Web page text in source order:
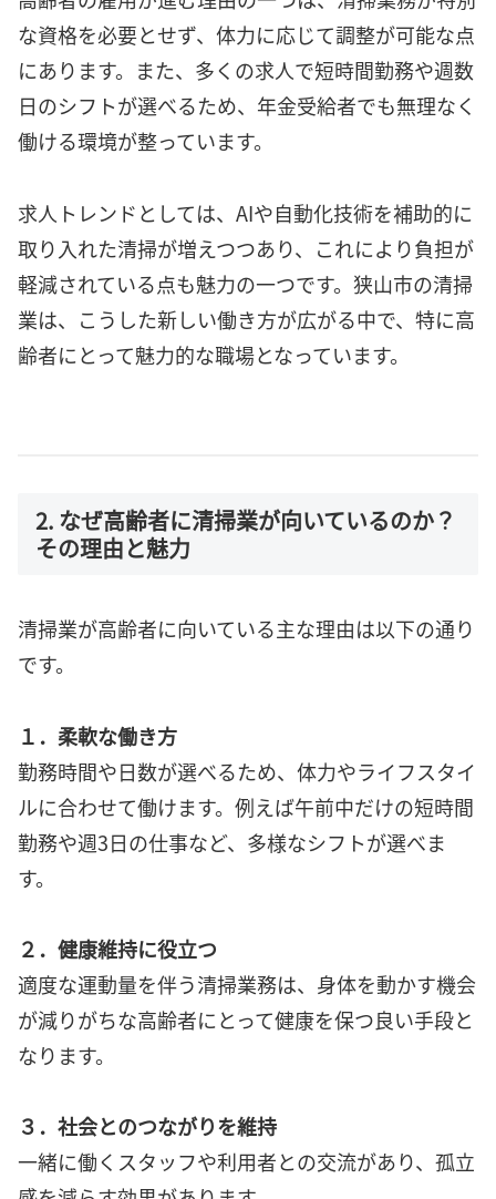
な資格を必要とせず、体力に応じて調整が可能な点
にあります。また、多くの求人で短時間勤務や週数
日のシフトが選べるため、年金受給者でも無理なく
働ける環境が整っています。
求人トレンドとしては、AIや自動化技術を補助的に
取り入れた清掃が増えつつあり、これにより負担が
軽減されている点も魅力の一つです。狭山市の清掃
業は、こうした新しい働き方が広がる中で、特に高
齢者にとって魅力的な職場となっています。
2. なぜ高齢者に清掃業が向いているのか？
その理由と魅力
清掃業が高齢者に向いている主な理由は以下の通り
です。
１．柔軟な働き方
勤務時間や日数が選べるため、体力やライフスタイ
ルに合わせて働けます。例えば午前中だけの短時間
勤務や週3日の仕事など、多様なシフトが選べま
す。
２．健康維持に役立つ
適度な運動量を伴う清掃業務は、身体を動かす機会
が減りがちな高齢者にとって健康を保つ良い手段と
なります。
３．社会とのつながりを維持
一緒に働くスタッフや利用者との交流があり、孤立